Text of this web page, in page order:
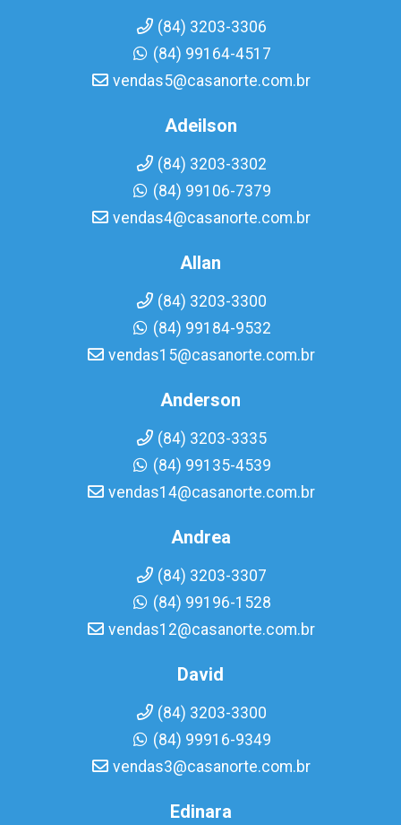
(84) 3203-3306
(84) 99164-4517
vendas5@casanorte.com.br
Adeilson
(84) 3203-3302
(84) 99106-7379
vendas4@casanorte.com.br
Allan
(84) 3203-3300
(84) 99184-9532
vendas15@casanorte.com.br
Anderson
(84) 3203-3335
(84) 99135-4539
vendas14@casanorte.com.br
Andrea
(84) 3203-3307
(84) 99196-1528
vendas12@casanorte.com.br
David
(84) 3203-3300
(84) 99916-9349
vendas3@casanorte.com.br
Edinara